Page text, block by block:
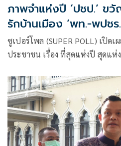
ภาพจำแห่งปี ‘ปชป.’ ขวั
รักบ้านเมือง ‘พท.-พปชร
ซูเปอร์โพล (SUPER POLL) เปิด
ประชาชน เรื่อง ที่สุดแห่งปี สุดแห่